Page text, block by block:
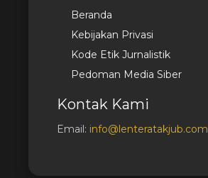
Beranda
Kebijakan Privasi
Kode Etik Jurnalistik
Pedoman Media Siber
Kontak Kami
Email: info@lenteratakjub.com